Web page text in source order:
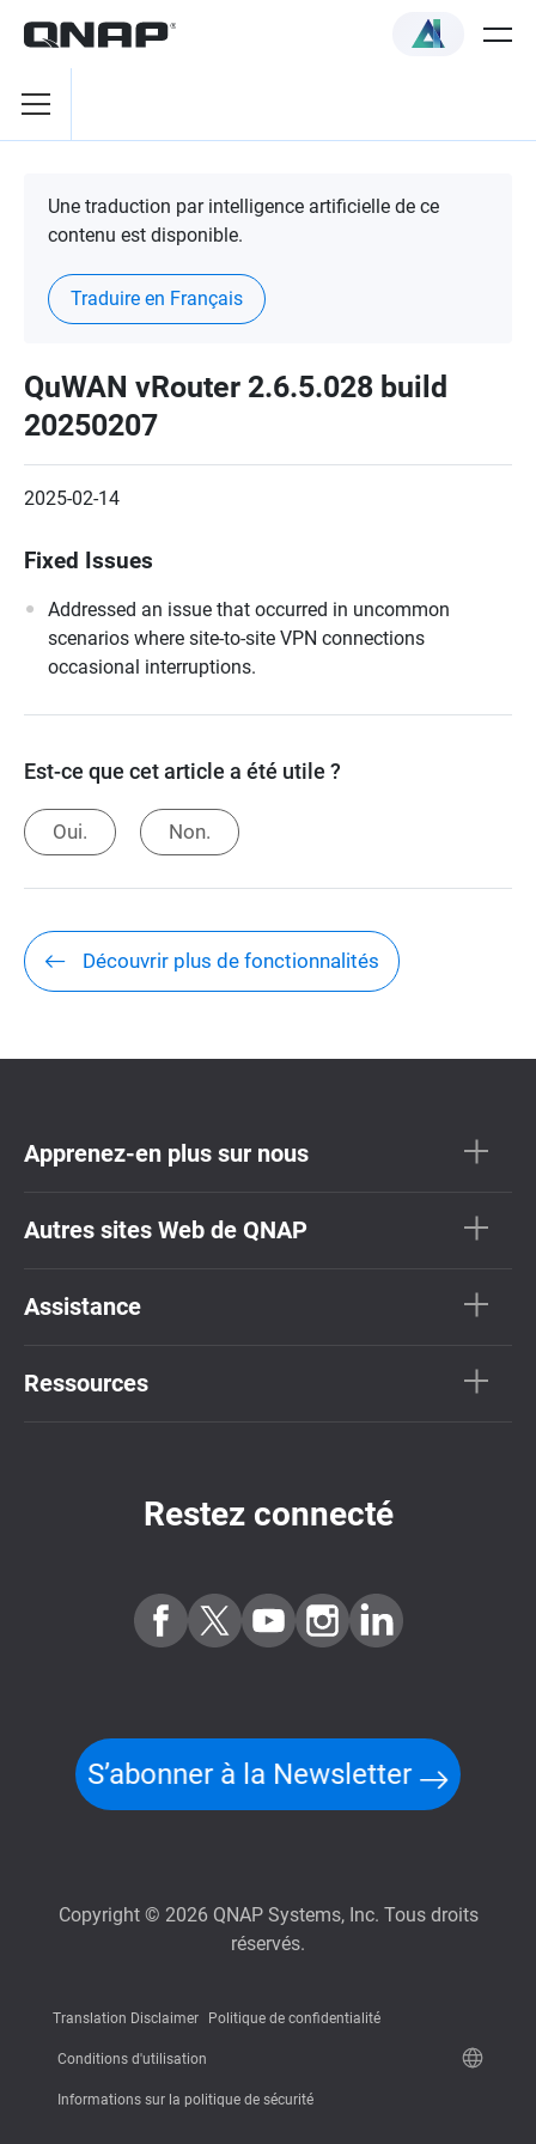
Une traduction par intelligence artificielle de ce
contenu est disponible.
Traduire en Français
QuWAN vRouter 2.6.5.028 build
20250207
2025-02-14
Fixed Issues
Addressed an issue that occurred in uncommon
scenarios where site-to-site VPN connections
occasional interruptions.
Est-ce que cet article a été utile ?
Oui. Non.
Découvrir plus de fonctionnalités
Apprenez-en plus sur nous
Autres sites Web de QNAP
Assistance
Ressources
Restez connecté
S’abonner à la Newsletter
Copyright © 2026 QNAP Systems, Inc. Tous droits
réservés.
Translation Disclaimer Politique de confidentialité
Conditions d'utilisation
Informations sur la politique de sécurité